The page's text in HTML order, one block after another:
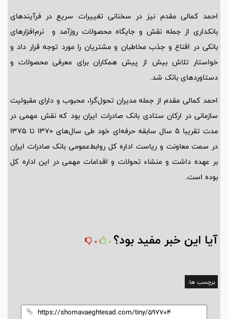
احمد کمالی مقدم نیز در سخنانی تغییرات سریع در فرآیندهای
بانکداری از جمله نقش و جایگاه محصولات روزآمد و نرم‌افزارهای
بانکی در اقناع و جذب مخاطبان و مشتریان را مورد توجه قرار داد و
خواستار تلاش بیش از پیش همکاران برای معرفی محصولات و
دستاوردهای بانک شد.
احمد کمالی مقدم از جمله مدیران تحول‌گرا، محبوب و دارای مقبولیت
سازمانی در ارکان ستادی بانک صادرات ایران بود که نقش مهمی در
مدت تقریبا 5 سال سابقه حرفه‌ای خود طی سال‌های 1370 تا 1375
در سمت‌ معاونت و ریاست اداره کل روابط‌عمومی بانک صادرات ایران
بر عهده داشت و منشاء تحولات و اقدامات مهمی در این اداره کل
بوده است.
آیا این خبر مفید بود؟ 0
0
برچسب ها: